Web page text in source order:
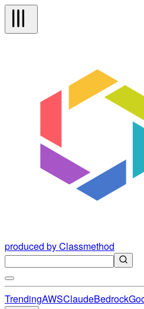
produced by Classmethod
TrendingAWSClaudeBedrock